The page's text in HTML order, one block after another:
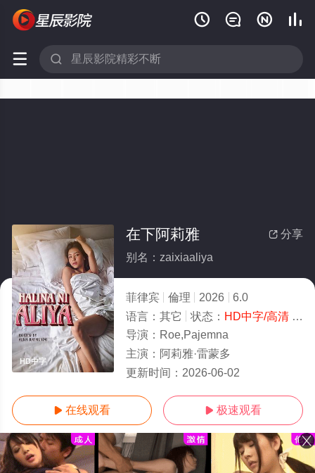
   
 
HD中字
 分享
在下阿莉雅
别名：zaixiaaliya
菲律宾 倫理 2026
6.0
语言： 其它 状态： HD中字/高清- 免费在线观看
导演： Roe,Pajemna
主演： 阿莉雅·雷蒙多
更新时间： 2026-06-02
 在线观看  极速观看